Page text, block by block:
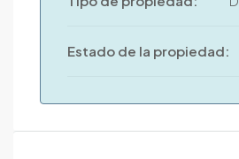
Estado de la propiedad: